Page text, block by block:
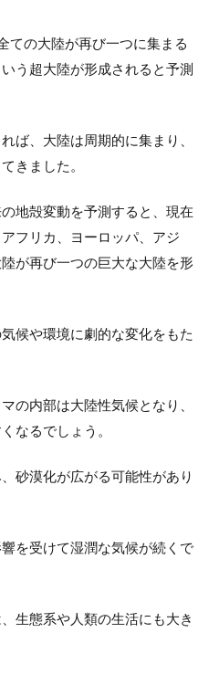
ての大陸が再び一つに集まる
う超大陸が形成されると予測
ば、大陸は周期的に集まり、
きました。
地殻変動を予測すると、現在
フリカ、ヨーロッパ、アジ
が再び一つの巨大な大陸を形
候や環境に劇的な変化をもた
の内部は大陸性気候となり、
なるでしょう。
砂漠化が広がる可能性があり
を受けて湿潤な気候が続くで
生態系や人類の生活にも大き